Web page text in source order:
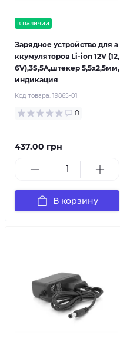
в наличии
Зарядное устройство для а
ккумуляторов Li-ion 12V (12,
6V),3S,5A,штекер 5,5х2,5мм,
индикация
Код товара: 19865-01
0
437.00 грн
В корзину